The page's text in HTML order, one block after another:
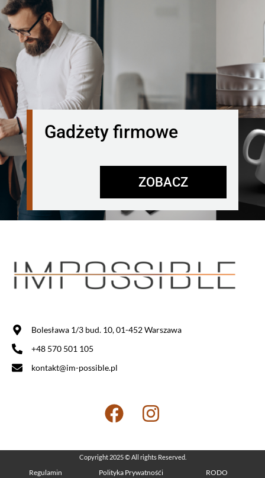
Gadżety firmowe
ZOBACZ
Bolesława 1/3 bud. 10, 01-452 Warszawa
+48 570 501 105
kontakt@im-possible.pl
Copyright 2025 © All rights Reserved.
Regulamin Polityka Prywatnośći RODO